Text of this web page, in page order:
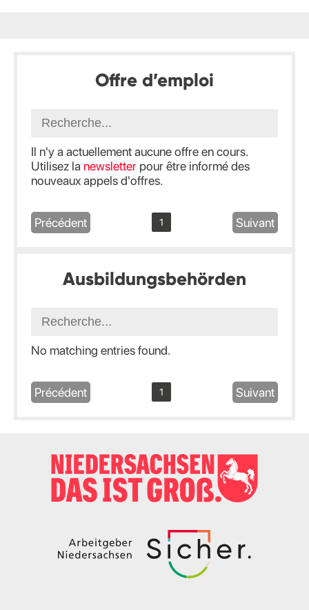
Offre d’emploi
Il n'y a actuellement aucune offre en cours.
Utilisez la newsletter pour être informé des
nouveaux appels d'offres.
Précédent 1 Suivant
Ausbildungsbehörden
No matching entries found.
Précédent 1 Suivant